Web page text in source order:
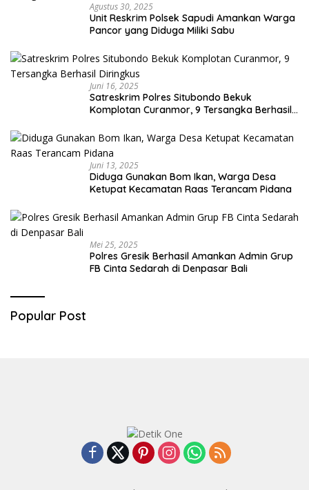
Agustus 30, 2025
Unit Reskrim Polsek Sapudi Amankan Warga
Pancor yang Diduga Miliki Sabu
Juni 16, 2025
Satreskrim Polres Situbondo Bekuk
Komplotan Curanmor, 9 Tersangka Berhasil
Juni 13, 2025
Diduga Gunakan Bom Ikan, Warga Desa
Ketupat Kecamatan Raas Terancam Pidana
Mei 25, 2025
Polres Gresik Berhasil Amankan Admin Grup
FB Cinta Sedarah di Denpasar Bali
Popular Post